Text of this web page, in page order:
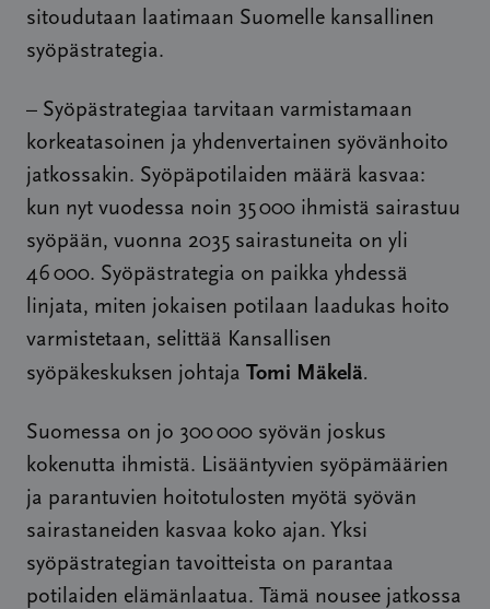
sitoudutaan laatimaan Suomelle kansallinen
syöpästrategia.
– Syöpästrategiaa tarvitaan varmistamaan
korkeatasoinen ja yhdenvertainen syövänhoito
jatkossakin. Syöpäpotilaiden määrä kasvaa:
kun nyt vuodessa noin 35 000 ihmistä sairastuu
syöpään, vuonna 2035 sairastuneita on yli
46 000. Syöpästrategia on paikka yhdessä
linjata, miten jokaisen potilaan laadukas hoito
varmistetaan, selittää Kansallisen
syöpäkeskuksen johtaja Tomi Mäkelä.
Suomessa on jo 300 000 syövän joskus
kokenutta ihmistä. Lisääntyvien syöpämäärien
ja parantuvien hoitotulosten myötä syövän
sairastaneiden kasvaa koko ajan. Yksi
syöpästrategian tavoitteista on parantaa
potilaiden elämänlaatua. Tämä nousee jatkossa